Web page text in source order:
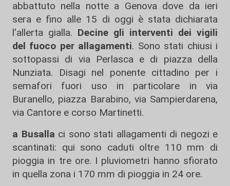
abbattuto nella notte a Genova dove da ieri
sera e fino alle 15 di oggi è stata dichiarata
l'allerta gialla. Decine gli interventi dei vigili
del fuoco per allagamenti. Sono stati chiusi i
sottopassi di via Perlasca e di piazza della
Nunziata. Disagi nel ponente cittadino per i
semafori fuori uso in particolare in via
Buranello, piazza Barabino, via Sampierdarena,
via Cantore e corso Martinetti.
a Busalla ci sono stati allagamenti di negozi e
scantinati: qui sono caduti oltre 110 mm di
pioggia in tre ore. I pluviometri hanno sfiorato
in quella zona i 170 mm di pioggia in 24 ore.